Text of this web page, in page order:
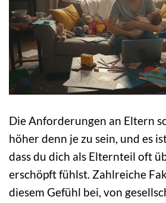
Die Anforderungen an Eltern
höher denn je zu sein, und es
dass du dich als Elternteil oft
erschöpft fühlst. Zahlreiche
diesem Gefühl bei, von